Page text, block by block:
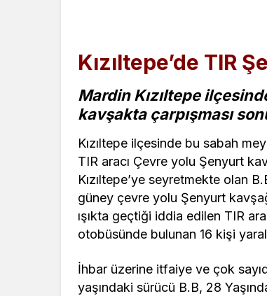
Kızıltepe’de TIR
Mardin Kızıltepe
kavşakta çarpışması
Kızıltepe ilçesinde bu sabah
TIR aracı Çevre yolu Şenyurt
Kızıltepe’ye seyretmekte olan
güney çevre yolu Şenyurt
ışıkta geçtiği iddia edilen TIR
otobüsünde bulunan 16 kişi
İhbar üzerine itfaiye ve çok
yaşındaki sürücü B.B, 28